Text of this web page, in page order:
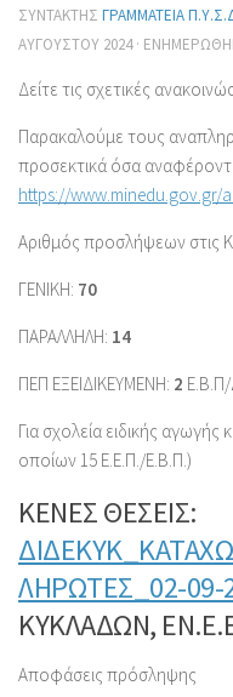
ΣΥΝΤΆΚΤΗΣ ΓΡΑΜΜΑΤΕΊΑ
ΑΥΓΟΎΣΤΟΥ 2024·
Δείτε τις σχετικές
Παρακαλούμε τους
προσεκτικά όσα
https://www.minedu.gov.gr/
Αριθμός προσλήψεων στις
ΓΕΝΙΚΗ: 70
ΠΑΡΑΛΛΗΛΗ: 14
ΠΕΠ ΕΞΕΙΔΙΚΕΥΜΕΝΗ: 2 Ε.Β.Π/
Για σχολεία ειδικής αγωγής
οποίων 15 Ε.Ε.Π./Ε.Β.Π.)
ΚΕΝΕΣ ΘΕΣΕΙΣ:
ΛΗΡΩΤΕΣ_02-09-
ΚΥΚΛΑΔΩΝ,
Αποφάσεις πρόσληψης